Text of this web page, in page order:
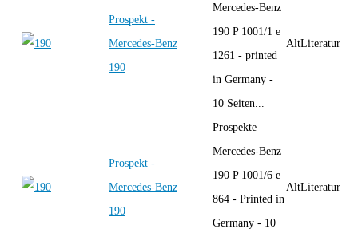
Prospekt -
Mercedes-Benz
190
Mercedes-Benz
190 P 1001/1 e
1261 - printed
in Germany -
10 Seiten...
AltLiteratur
Prospekt -
Mercedes-Benz
190
Prospekte
Mercedes-Benz
190 P 1001/6 e
864 - Printed in
Germany - 10
AltLiteratur